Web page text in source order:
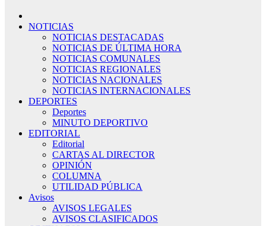
NOTICIAS
NOTICIAS DESTACADAS
NOTICIAS DE ÚLTIMA HORA
NOTICIAS COMUNALES
NOTICIAS REGIONALES
NOTICIAS NACIONALES
NOTICIAS INTERNACIONALES
DEPORTES
Deportes
MINUTO DEPORTIVO
EDITORIAL
Editorial
CARTAS AL DIRECTOR
OPINIÓN
COLUMNA
UTILIDAD PÚBLICA
Avisos
AVISOS LEGALES
AVISOS CLASIFICADOS